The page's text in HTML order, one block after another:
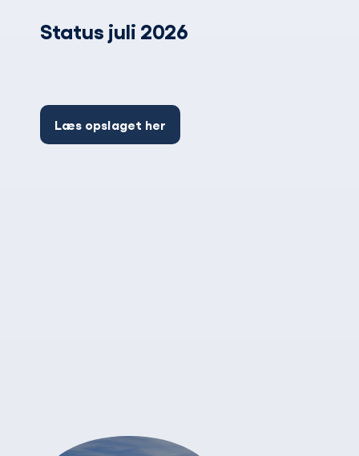
Status juli 2026
Læs opslaget her